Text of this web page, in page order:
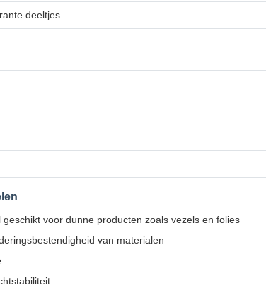
deeltjes
voor dunne producten zoals vezels en folies
van materialen